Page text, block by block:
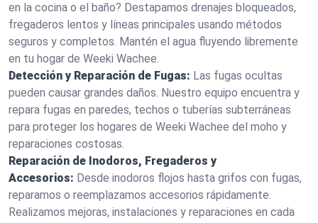
en la cocina o el baño? Destapamos drenajes bloqueados,
fregaderos lentos y líneas principales usando métodos
seguros y completos. Mantén el agua fluyendo libremente
en tu hogar de Weeki Wachee.
Detección y Reparación de Fugas: Las fugas ocultas
pueden causar grandes daños. Nuestro equipo encuentra y
repara fugas en paredes, techos o tuberías subterráneas
para proteger los hogares de Weeki Wachee del moho y
reparaciones costosas.
Reparación de Inodoros, Fregaderos y
Accesorios: Desde inodoros flojos hasta grifos con fugas,
reparamos o reemplazamos accesorios rápidamente.
Realizamos mejoras, instalaciones y reparaciones en cada